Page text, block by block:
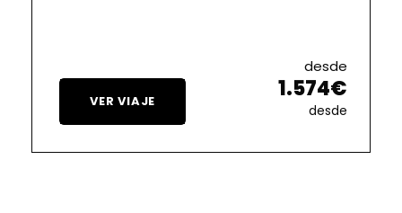
VER VIAJE
desde
1.574€
desde